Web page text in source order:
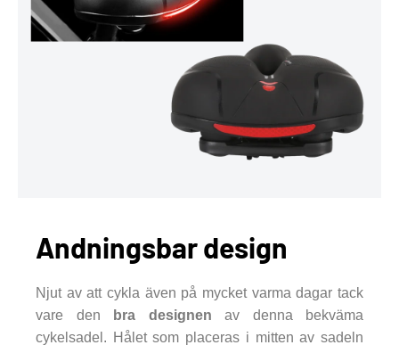
Andningsbar design
Njut av att cykla även på mycket varma dagar tack
vare den
bra designen av denna bekväma
cykelsadel. Hålet som placeras i mitten av sadeln